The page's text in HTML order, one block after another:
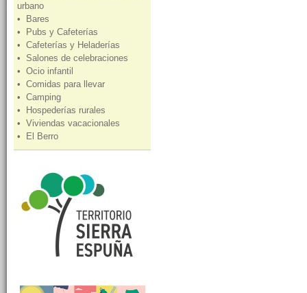
urbano
• Bares
• Pubs y Cafeterías
• Cafeterías y Heladerías
• Salones de celebraciones
• Ocio infantil
• Comidas para llevar
• Camping
• Hospederías rurales
• Viviendas vacacionales
• El Berro